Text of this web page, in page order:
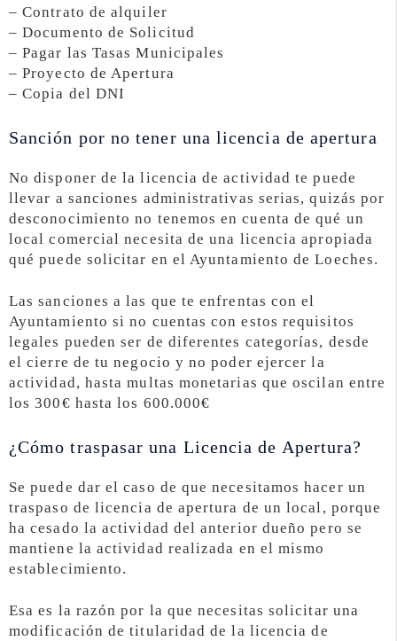
– Contrato de alquiler
– Documento de Solicitud
– Pagar las Tasas Municipales
– Proyecto de Apertura
– Copia del DNI
Sanción por no tener una licencia de apertura
No disponer de la licencia de actividad te puede
llevar a sanciones administrativas serias, quizás por
desconocimiento no tenemos en cuenta de qué un
local comercial necesita de una licencia apropiada
qué puede solicitar en el Ayuntamiento de Loeches.
Las sanciones a las que te enfrentas con el
Ayuntamiento si no cuentas con estos requisitos
legales pueden ser de diferentes categorías, desde
el cierre de tu negocio y no poder ejercer la
actividad, hasta multas monetarias que oscilan entre
los 300€ hasta los 600.000€
¿Cómo traspasar una Licencia de Apertura?
Se puede dar el caso de que necesitamos hacer un
traspaso de licencia de apertura de un local, porque
ha cesado la actividad del anterior dueño pero se
mantiene la actividad realizada en el mismo
establecimiento.
Esa es la razón por la que necesitas solicitar una
modificación de titularidad de la licencia de